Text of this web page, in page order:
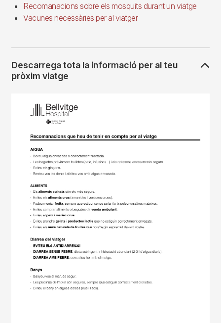
Recomanacions sobre els mosquits durant un viatge
Vacunes necessàries per al viatger
Descarrega tota la informació per al teu
pròxim viatge